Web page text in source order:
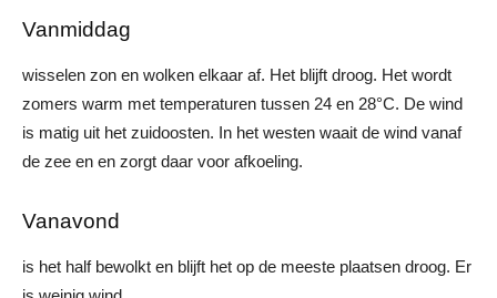
Vanmiddag
wisselen zon en wolken elkaar af. Het blijft droog. Het wordt
zomers warm met temperaturen tussen 24 en 28°C. De wind
is matig uit het zuidoosten. In het westen waait de wind vanaf
de zee en en zorgt daar voor afkoeling.
Vanavond
is het half bewolkt en blijft het op de meeste plaatsen droog. Er